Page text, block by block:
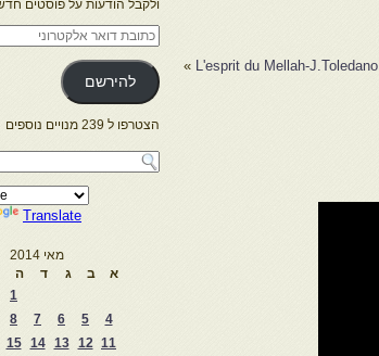
L'esprit du Mellah-J.Toledano
»
ולקבל הודעות על פוסטים
כתובת
דואר
אלקטרוני
להירשם
הצטרפו ל 239 מנויים נוספים
Translate
מאי 2014
א
ב ג ד ה
1
4
5
6
7
8
11
12
13
14
15